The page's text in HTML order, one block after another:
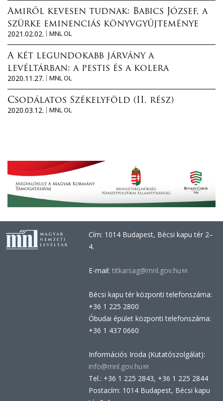
Amiről kevesen tudnak: Babics József, a
szürke eminenciás könyvgyűjteménye
2021.02.02.
MNL OL
A két legundokabb járvány a
levéltárban: a pestis és a kolera
2020.11.27.
MNL OL
Csodálatos Székelyföld (II. rész)
2020.03.12.
MNL OL
Cím: 1014 Budapest, Bécsi kapu tér 2–
4.
E-mail: titkarsag@mnl.gov.hu(link
e-
Bécsi kapu tér központi telefonszáma:
+36 1 225 2800
Óbudai épület központi telefonszáma:
+36 1 437 0660
Információs Iroda (Kutatószolgálat):
info@mnl.gov.hu(link
sends
e-
Tel.: +36 1 225 2843, +36 1 225 2844
Postacím: 1014 Budapest, Bécsi kapu